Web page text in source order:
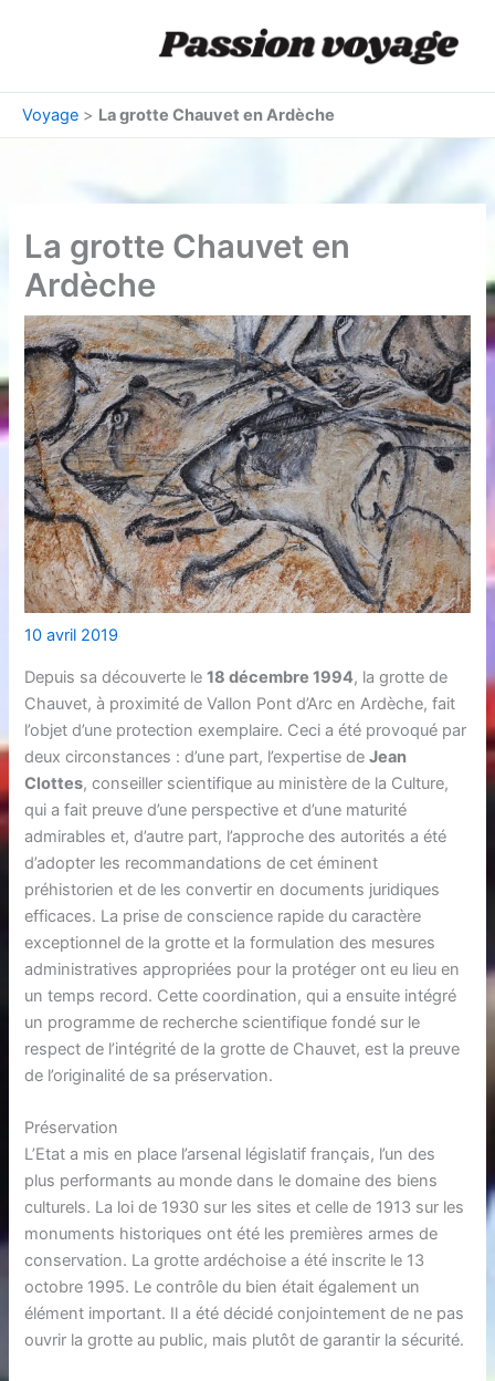
Voyage > La grotte Chauvet en Ardèche
La grotte Chauvet en
Ardèche
10 avril 2019
Depuis sa découverte le18 décembre 1994, la grotte de
Chauvet, à proximité de Vallon Pont d’Arc en Ardèche, fait
l’objet d’une protection exemplaire. Ceci a été provoqué par
deux circonstances : d’une part, l’expertise deJean
Clottes, conseiller scientifique au ministère de la Culture,
qui a fait preuve d’une perspective et d’une maturité
admirables et, d’autre part, l’approche des autorités a été
d’adopter les recommandations de cet éminent
préhistorien et de les convertir en documents juridiques
efficaces. La prise de conscience rapide du caractère
exceptionnel de la grotte et la formulation des mesures
administratives appropriées pour la protéger ont eu lieu en
un temps record. Cette coordination, qui a ensuite intégré
un programme de recherche scientifique fondé sur le
respect de l’intégrité de la grotte de Chauvet, est la preuve
de l’originalité de sa préservation.
Préservation
L’Etat a mis en place l’arsenal législatif français, l’un des
plus performants au monde dans le domaine des biens
culturels. La loi de 1930 sur les sites et celle de 1913 sur les
monuments historiques ont été les premières armes de
conservation. La grotte ardéchoise a été inscrite le 13
octobre 1995. Le contrôle du bien était également un
élément important. Il a été décidé conjointement de ne pas
ouvrir la grotte au public, mais plutôt de garantir la sécurité.